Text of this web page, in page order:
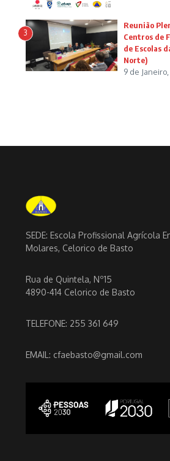
3
Reunião
Centros de
de Escolas
Norte)
9 de
SEDE: Escola Profissional Agrícola
Molares, Celorico de Basto
Rua de Quintela, Nº15
4890-414 Celorico de Basto
TELEFONE: 255 361 649
EMAIL: cfaebasto@gmail.com